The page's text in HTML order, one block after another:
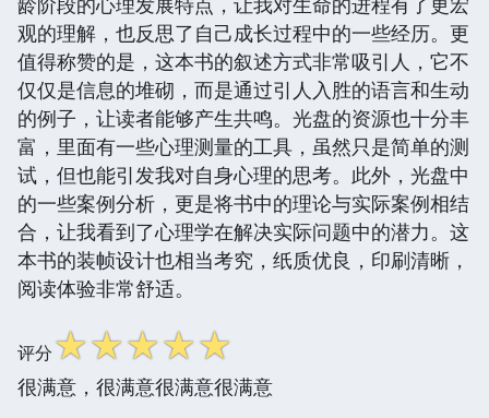
观的理解，也反思了自己成长过程中的一些经历。更
值得称赞的是，这本书的叙述方式非常吸引人，它不
仅仅是信息的堆砌，而是通过引人入胜的语言和生动
的例子，让读者能够产生共鸣。光盘的资源也十分丰
富，里面有一些心理测量的工具，虽然只是简单的测
试，但也能引发我对自身心理的思考。此外，光盘中
的一些案例分析，更是将书中的理论与实际案例相结
合，让我看到了心理学在解决实际问题中的潜力。这
本书的装帧设计也相当考究，纸质优良，印刷清晰，
阅读体验非常舒适。
评分☆☆☆☆☆
很满意，很满意很满意很满意